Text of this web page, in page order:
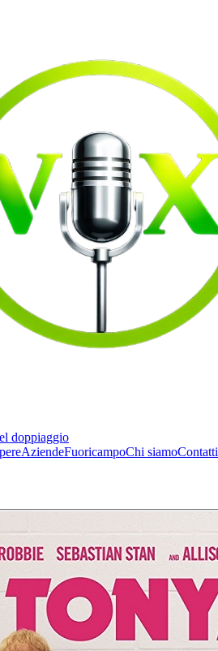
doppiaggio
AziendeFuoricampoChi siamoContatti